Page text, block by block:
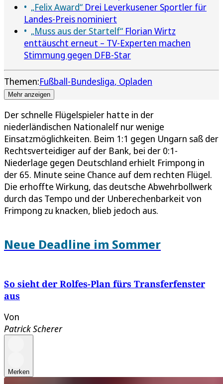
„Felix Award“ Drei Leverkusener Sportler für
Landes-Preis nominiert
„Muss aus der Startelf“ Florian Wirtz
enttäuscht erneut – TV-Experten machen
Stimmung gegen DFB-Star
Themen:Fußball-Bundesliga Opladen
Mehr anzeigen
Der schnelle Flügelspieler hatte in der
niederländischen Nationalelf nur wenige
Einsatzmöglichkeiten. Beim 1:1 gegen Ungarn saß der
Rechtsverteidiger auf der Bank, bei der 0:1-
Niederlage gegen Deutschland erhielt Frimpong in
der 65. Minute seine Chance auf dem rechten Flügel.
Die erhoffte Wirkung, das deutsche Abwehrbollwerk
durch das Tempo und der Unberechenbarkeit von
Frimpong zu knacken, blieb jedoch aus.
Neue Deadline im Sommer
So sieht der Rolfes-Plan fürs Transferfenster
aus
Von
Patrick Scherer
Merken